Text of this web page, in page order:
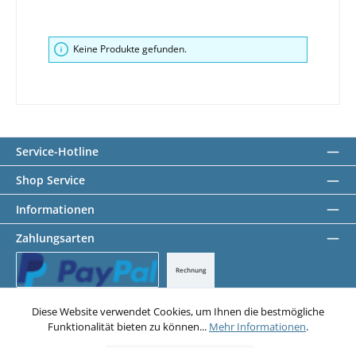
Keine Produkte gefunden.
Service-Hotline
Shop Service
Informationen
Zahlungsarten
Rechnung
Datenschutz AGB Impressum
Diese Website verwendet Cookies, um Ihnen die bestmögliche
Funktionalität bieten zu können... Mehr Informationen.